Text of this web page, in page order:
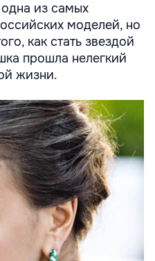
из самых
моделей, но
как стать звездой
прошла нелегкий
жизни.